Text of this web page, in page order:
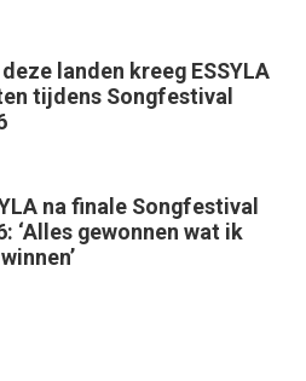
landen kreeg ESSYLA
tijdens Songfestival
na finale Songfestival
‘Alles gewonnen wat ik